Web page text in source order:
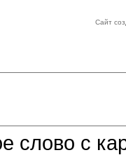
Сайт
слово с